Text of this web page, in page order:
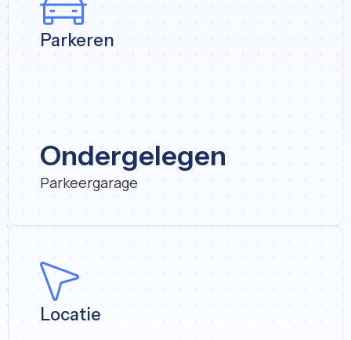
Parkeren
Ondergelegen
Parkeergarage
Locatie